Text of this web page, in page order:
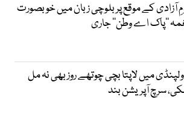
آزادی کے موقع پر بلوچی زبان میں خوبصورت
’’پاک اے وطن‘‘ جاری
میں لاپتا بچی چوتھے روز بھی نہ مل
سرچ آپریشن بند